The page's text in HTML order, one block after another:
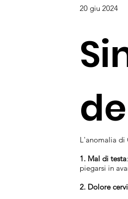
20 giu 2024
L'anomalia di
1. Mal di testa
piegarsi in
2. Dolore